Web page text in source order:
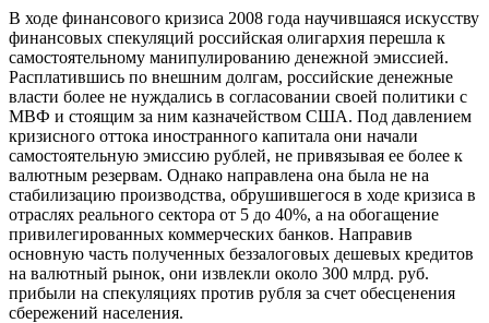
В ходе финансового кризиса 2008 года научившаяся искусству
финансовых спекуляций российская олигархия перешла к
самостоятельному манипулированию денежной эмиссией.
Расплатившись по внешним долгам, российские денежные
власти более не нуждались в согласовании своей политики с
МВФ и стоящим за ним казначейством США. Под давлением
кризисного оттока иностранного капитала они начали
самостоятельную эмиссию рублей, не привязывая ее более к
валютным резервам. Однако направлена она была не на
стабилизацию производства, обрушившегося в ходе кризиса в
отраслях реального сектора от 5 до 40%, а на обогащение
привилегированных коммерческих банков. Направив
основную часть полученных беззалоговых дешевых кредитов
на валютный рынок, они извлекли около 300 млрд. руб.
прибыли на спекуляциях против рубля за счет обесценения
сбережений населения.